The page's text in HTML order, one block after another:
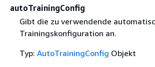
autoTrainingConfig
Gibt die zu verwendende
Trainingskonfiguration an.
Typ: AutoTrainingConfig Objekt